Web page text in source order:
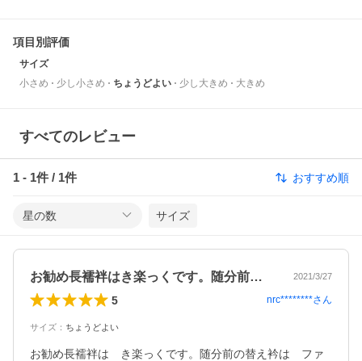
項目別評価
サイズ
小さめ
少し小さめ ちょうどよい 少し大きめ 大きめ
すべてのレビュー
1 - 1件 / 1件 おすすめ順
星の数 サイズ
お勧め長襦袢はき楽っくです。随分前の替… 2021/3/27
5 nrc********さん
サイズ ： ちょうどよい
お勧め長襦袢は　き楽っくです。随分前の替え衿は　ファ